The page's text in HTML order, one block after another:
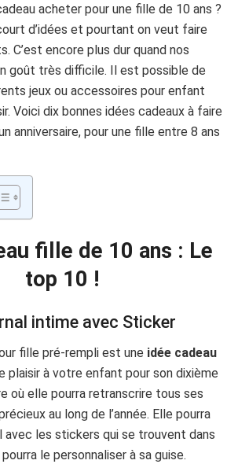
acheter pour une fille de 10 ans ?
d’idées et pourtant on veut faire
C’est encore plus dur quand nos
goût très difficile. Il est possible de
jeux ou accessoires pour enfant
Voici dix bonnes idées cadeaux à faire
anniversaire, pour une fille entre 8 ans
fille de 10 ans : Le
top 10 !
intime avec Sticker
fille pré-rempli est une idée cadeau
plaisir à votre enfant pour son dixième
où elle pourra retranscrire tous ses
au long de l’année. Elle pourra
avec les stickers qui se trouvent dans
le personnaliser à sa guise.